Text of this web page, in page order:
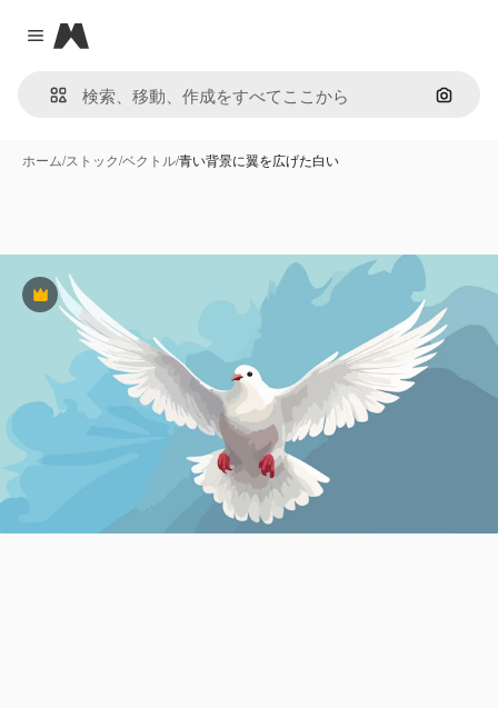
Close menu
Magnific
画像で
ホーム/ストック/ベクトル/青い背景に翼を広げた白い
Premium